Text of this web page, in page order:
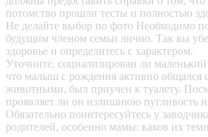
потомство прошли тесты и полностью
Не делайте выбор по фото Необходимо
будущим членом семьи лично. Так вы
здоровье и определитесь с характером.
Уточните, социализирован ли
что малыш с рождения активно общался
животными, был приучен к туалету.
проявляет ли он излишнюю пугливость
Обязательно поинтересуйтесь у
родителей, особенно мамы: каков их